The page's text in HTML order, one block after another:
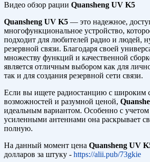
Видео обзор рации Quansheng UV K5
Quansheng UV K5 — это надежное,
многофункциональное устройство,
подходит для любителей радио и людей,
резервной связи. Благодаря своей
множеству функций и качественной
является отличным выбором как для
так и для создания резервной сети связи.
Если вы ищете радиостанцию с широким
возможностей и разумной ценой,
идеальным вариантом. Особенно с учетом
усиленными антеннами она раскрывает
полную.
На данный момент цена Quansheng UV
долларов за штуку - https://alii.pub/73gkie